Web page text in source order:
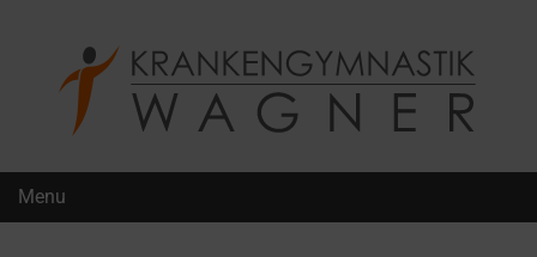
Krankengymnastik Wagner
Menu